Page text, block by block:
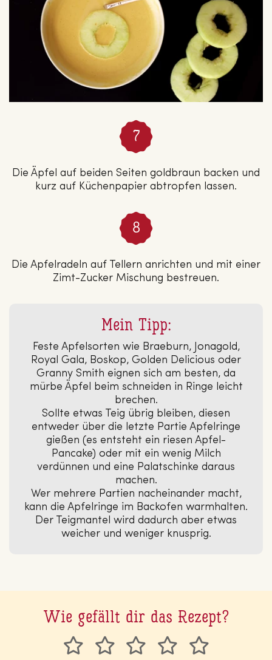
Die Äpfel auf beiden Seiten goldbraun backen und
kurz auf Küchenpapier abtropfen lassen.
Die Apfelradeln auf Tellern anrichten und mit einer
Zimt-Zucker Mischung bestreuen.
Mein Tipp:
Feste Apfelsorten wie Braeburn, Jonagold,
Royal Gala, Boskop, Golden Delicious oder
Granny Smith eignen sich am besten, da
mürbe Äpfel beim schneiden in Ringe leicht
brechen.
Sollte etwas Teig übrig bleiben, diesen
entweder über die letzte Partie Apfelringe
gießen (es entsteht ein riesen Apfel-
Pancake) oder mit ein wenig Milch
verdünnen und eine Palatschinke daraus
machen.
Wer mehrere Partien nacheinander macht,
kann die Apfelringe im Backofen warmhalten.
Der Teigmantel wird dadurch aber etwas
weicher und weniger knusprig.
Wie gefällt dir das Rezept?